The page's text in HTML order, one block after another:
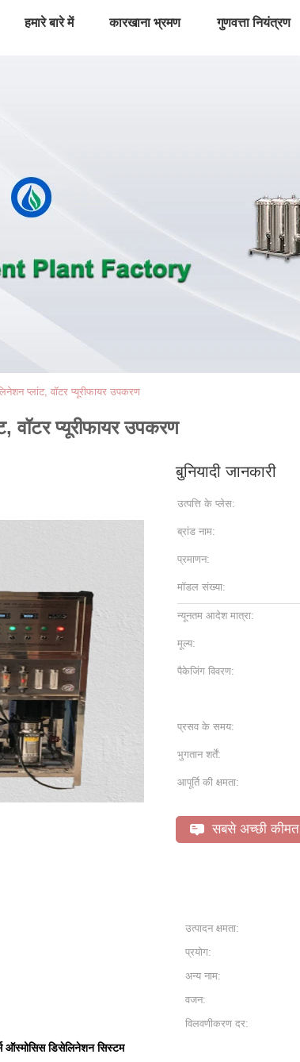
हमारे बारे में कारखाना भ्रमण गुणवत्ता नियंत्रण
प्लांट, वॉटर प्यूरीफायर उपकरण
वॉटर प्यूरीफायर उपकरण
बुनियादी जानकारी
उत्पत्ति के प्लेस:
ब्रांड नाम:
प्रमाणन:
मॉडल संख्या:
न्यूनतम आदेश मात्रा:
मूल्य:
पैकेजिंग विवरण:
प्रसव के समय:
भुगतान शर्तें:
आपूर्ति की क्षमता:
सबसे अच्छी कीमत
उत्पादन क्षमता:
प्रयोग:
अन्य नाम:
वजन:
विलवणीकरण दर:
ऑस्मोसिस डिसेलिनेशन सिस्टम